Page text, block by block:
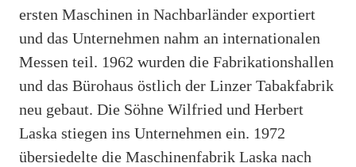
ersten Maschinen in Nachbarländer exportiert
und das Unternehmen nahm an internationalen
Messen teil. 1962 wurden die Fabrikationshallen
und das Bürohaus östlich der Linzer Tabakfabrik
neu gebaut. Die Söhne Wilfried und Herbert
Laska stiegen ins Unternehmen ein. 1972
übersiedelte die Maschinenfabrik Laska nach